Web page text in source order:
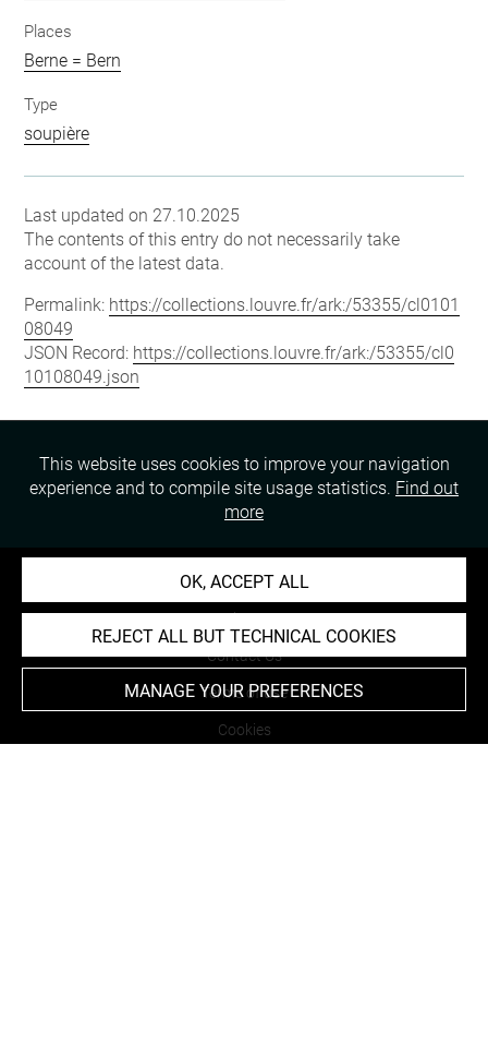
Places
Berne = Bern
Type
soupière
Last updated on 27.10.2025
The contents of this entry do not necessarily take
account of the latest data.
Permalink: https://collections.louvre.fr/ark:/53355/cl0101
08049
JSON Record: https://collections.louvre.fr/ark:/53355/cl0
10108049.json
About
Contact Us
Terms of use
Cookies
This website uses cookies to improve your navigation
experience and to compile site usage statistics. Find out
more
OK, ACCEPT ALL
REJECT ALL BUT TECHNICAL COOKIES
MANAGE YOUR PREFERENCES